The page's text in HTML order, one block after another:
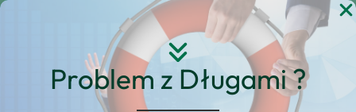
Problem z Długami ?
Przejdź